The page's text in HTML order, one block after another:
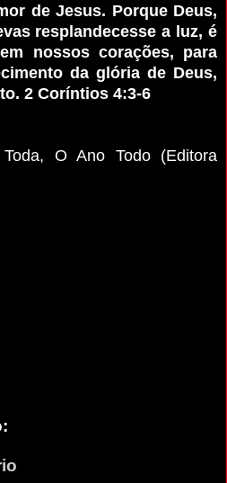
de Jesus. Porque Deus,
resplandecesse a luz, é
nossos corações, para
da glória de Deus,
. 2 Coríntios 4:3-6
O Ano Todo (Editora